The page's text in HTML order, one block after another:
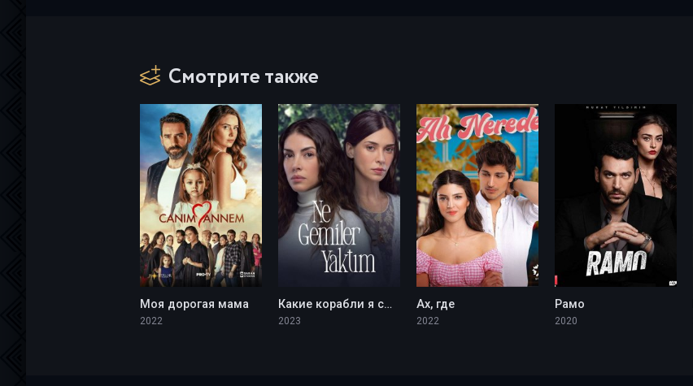
Смотрите также
Моя дорогая мама
2022
Какие корабли я сжег
2023
Ах, где
2022
Рамо
2020